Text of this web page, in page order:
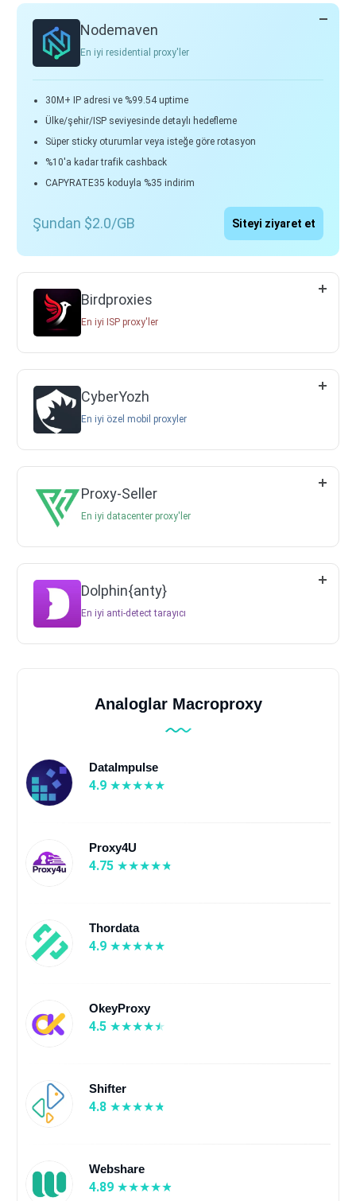
Nodemaven
En iyi residential proxy'ler
30M+ IP adresi ve %99.54 uptime
Ülke/şehir/ISP seviyesinde detaylı hedefleme
Süper sticky oturumlar veya isteğe göre rotasyon
%10'a kadar trafik cashback
CAPYRATE35 koduyla %35 indirim
Şundan $2.0/GB Siteyi ziyaret et
Birdproxies
En iyi ISP proxy'ler
CyberYozh
En iyi özel mobil proxyler
Proxy-Seller
En iyi datacenter proxy'ler
Dolphin{anty}
En iyi anti-detect tarayıcı
Analoglar Macroproxy
DataImpulse
4.9
Proxy4U
4.75
Thordata
4.9
OkeyProxy
4.5
Shifter
4.8
Webshare
4.89